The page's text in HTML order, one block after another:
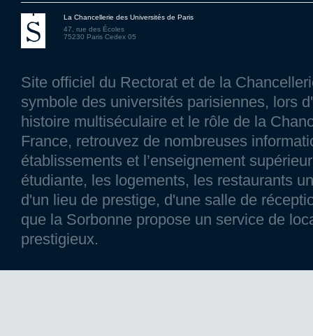
La Chancellerie des Universités de Paris
47, rue des Écoles
75230 Paris Cedex 05
Site officiel du Rectorat et de la
symbole des universités parisiennes, lors
histoire multiséculaire et le rôle de la
France, retrouvez de nombreuses
établissements et l’enseignement
étudiante, les logements, les restaurants
d'un lieu de prestige, d'une salle de
que la Sorbonne propose un service de
prestigieux.